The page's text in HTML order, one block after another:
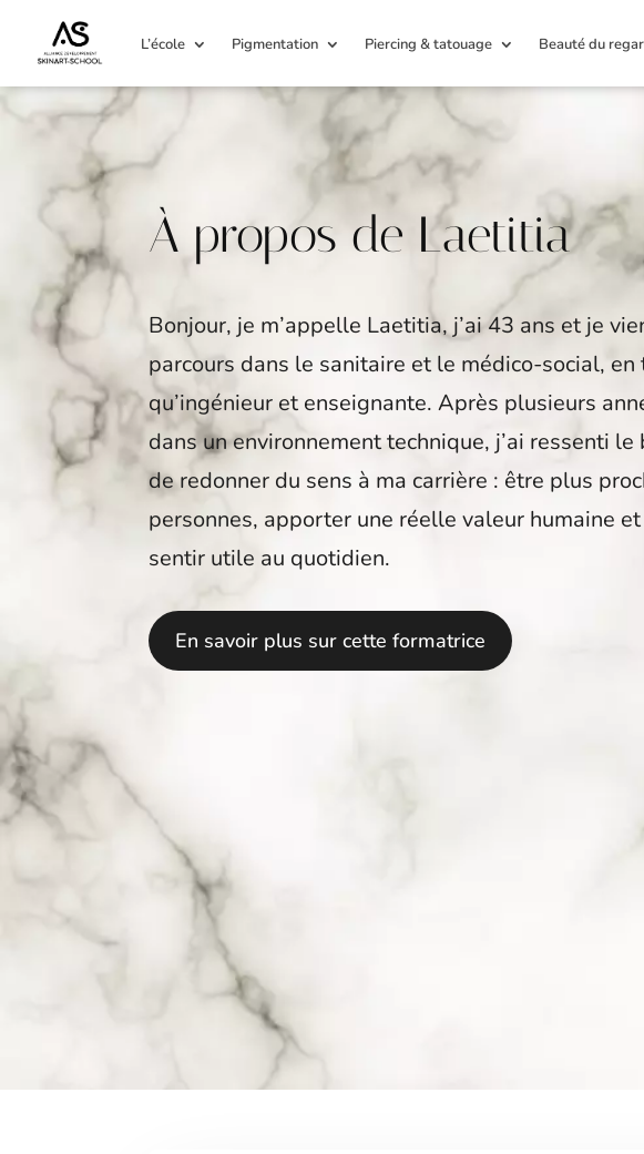
L’école Pigmentation Piercing & tatouage Beauté du
À propos de Laetitia
Bonjour, je m’appelle Laetitia, j’ai 43 ans et je
parcours dans le sanitaire et le médico-social, en
qu’ingénieur et enseignante. Après plusieurs
dans un environnement technique, j’ai ressenti le
de redonner du sens à ma carrière : être plus
personnes, apporter une réelle valeur humaine
sentir utile au quotidien.
En savoir plus sur cette formatrice